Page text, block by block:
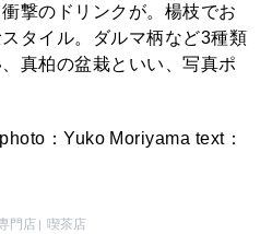
撃のドリンクが。楊枝でお
タイル。ダルマ柄など3種類
真柏の盆栽といい、写真ポ
：Yuko Moriyama text：
門店 喫茶店